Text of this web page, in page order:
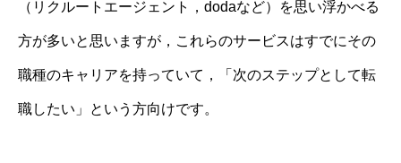
（リクルートエージェント，dodaなど）を思い浮かべる
方が多いと思いますが，これらのサービスはすでにその
職種のキャリアを持っていて，「次のステップとして転
職したい」という方向けです。